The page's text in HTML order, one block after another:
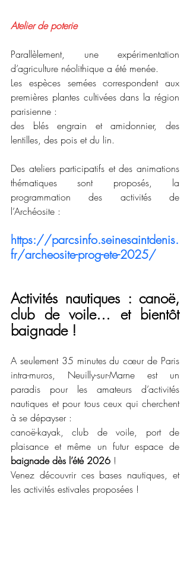
Atelier de poterie
Parallèlement, une expérimentation
d’agriculture néolithique a été menée.
Les espèces semées correspondent aux
premières plantes cultivées dans la région
parisienne :
des blés engrain et amidonnier, des
lentilles, des pois et du lin.
Des ateliers participatifs et des animations
thématiques sont proposés, la
programmation des activités de
l’Archéosite :
https://parcsinfo.seinesaintdenis.
fr/archeosite-prog-ete-2025/
Activités nautiques : canoë,
club de voile… et bientôt
baignade !
A seulement 35 minutes du cœur de Paris
intra-muros, Neuilly-sur-Marne est un
paradis pour les amateurs d’activités
nautiques et pour tous ceux qui cherchent
à se dépayser :
canoë-kayak, club de voile, port de
baignade dès l’été 2026 !
Venez découvrir ces bases nautiques, et
les activités estivales proposées !